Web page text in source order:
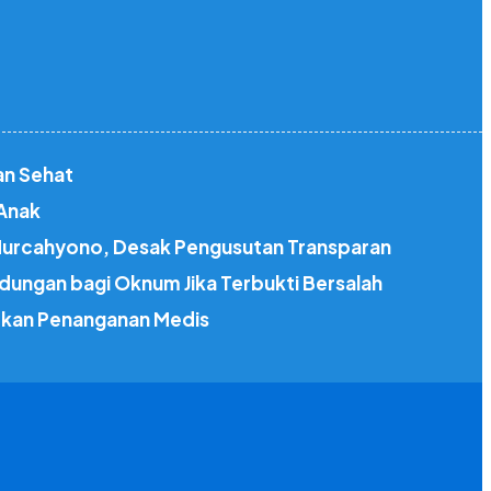
Sehat
Desak Pengusutan Transparan
bagi Oknum Jika Terbukti Bersalah
Penanganan Medis